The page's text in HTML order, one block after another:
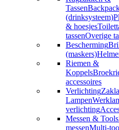
Tassen
(drinksysteem)
& hoesjes
tassenOverige
Bescherming
(maskers)
Riemen &
Koppels
accessoires
Verlichting
Lampen
verlichting
Messen & Tools
messenMulti-